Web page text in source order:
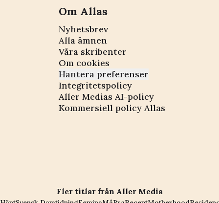
Om Allas
Nyhetsbrev
Alla ämnen
Våra skribenter
Om cookies
Hantera preferenser
Integritetspolicy
Aller Medias AI-policy
Kommersiell policy Allas
Fler titlar från Aller Media